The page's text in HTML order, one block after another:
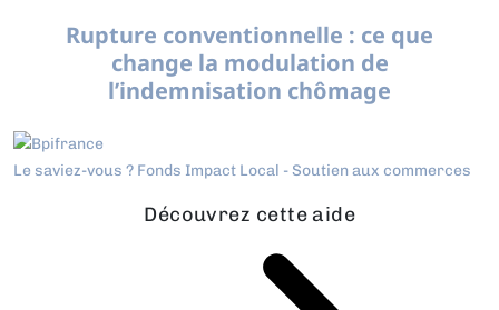
Rupture conventionnelle : ce que
change la modulation de
l’indemnisation chômage
Le saviez-vous ? Fonds Impact Local - Soutien aux commerces
Découvrez cette aide